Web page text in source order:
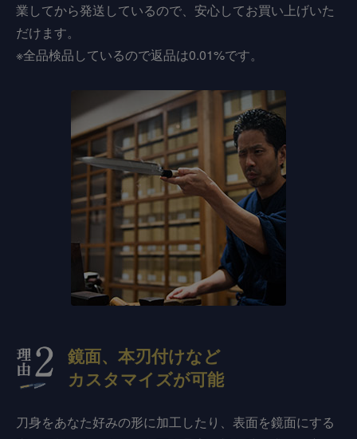
業してから発送しているので、安心してお買い上げいた
だけます。
※全品検品しているので返品は0.01%です。
鏡面、本刃付けなど
カスタマイズが可能
刀身をあなた好みの形に加工したり、表面を鏡面にする